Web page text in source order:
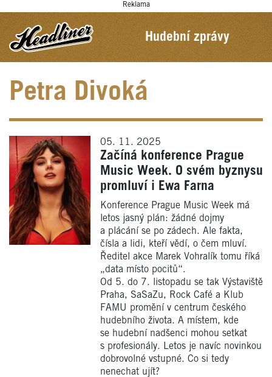
Reklama
Hudební zprávy
Petra Divoká
05. 11. 2025
Začíná konference Prague
Music Week. O svém byznysu
promluví i Ewa Farna
Konference Prague Music Week má
letos jasný plán: žádné dojmy
a plácání se po zádech. Ale fakta,
čísla a lidi, kteří vědí, o čem mluví.
Ředitel akce Marek Vohralík tomu říká
„data místo pocitů“.
Od 5. do 7. listopadu se tak Výstaviště
Praha, SaSaZu, Rock Café a Klub
FAMU promění v centrum českého
hudebního života. A místem, kde
se hudební nadšenci mohou setkat
s profesionály. Letos je navíc novinkou
dobrovolné vstupné. Co si tedy
nenechat ujít?